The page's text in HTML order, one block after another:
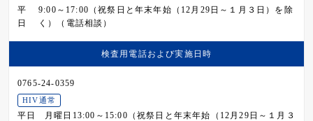
平
日
9:00～17:00（祝祭日と年末年始（12月29日～１月３日）を除
く）（電話相談）
検査用電話および実施日時
0765-24-0359
HIV通常
平日
月曜日13:00～15:00（祝祭日と年末年始（12月29日～１月３